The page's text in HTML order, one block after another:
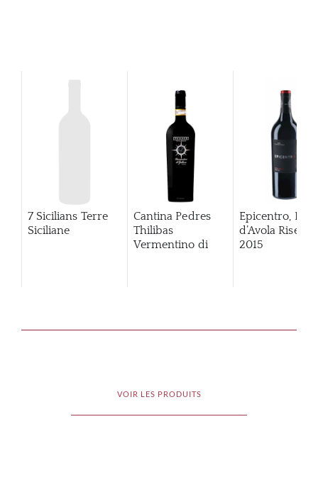
7 Sicilians Terre
Siciliane
Cantina Pedres
Thilibas
Vermentino di
Epicentro,
d’Avola Riserva
2015
VOIR LES PRODUITS